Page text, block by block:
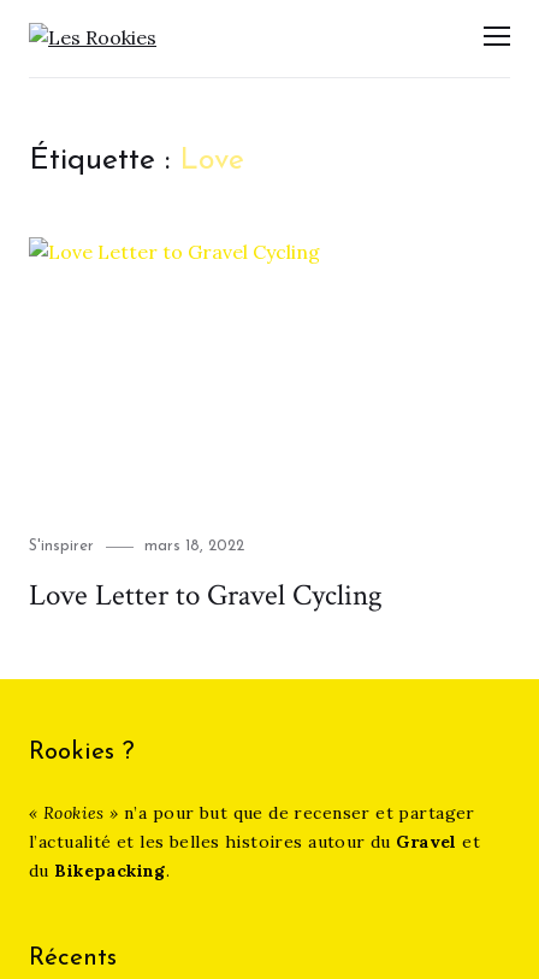
LES ROOKIES
Étiquette : Love
Category
S'inspirer
Posted
mars 18, 2022
Love Letter to Gravel Cycling
Rookies ?
« Rookies »n’a pour but que de recenser et partager
l’actualité et les belles histoires autour du Gravel et
du Bikepacking.
Récents